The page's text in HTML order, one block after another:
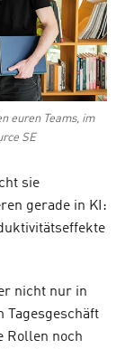
euren Teams, im
SE
sie
gerade in KI:
nicht nur in
Tagesgeschäft
Rollen noch